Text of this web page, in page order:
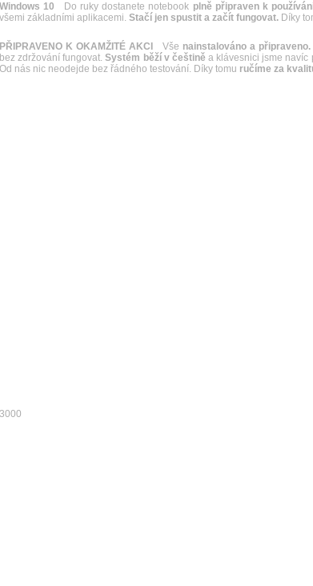
Windows 10 Do ruky dostanete notebook plně připraven k
všemi základními aplikacemi. Stačí jen spustit a začít fungovat. Díky
PŘIPRAVENO K OKAMŽITÉ AKCI Vše nainstalováno a připraveno.
bez zdržování fungovat.Systém běží v češtině a klávesnici jsme navíc
Od nás nic neodejde bez řádného testování. Díky tomu ručíme za